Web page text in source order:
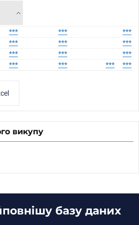
*** ***
***
*** ***
***
*** ***
***
*** *** *** ***
викупу
базу даних